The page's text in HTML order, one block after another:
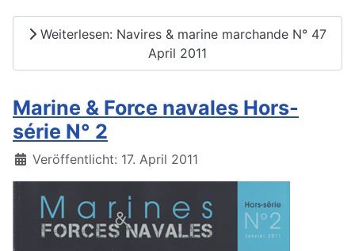
Weiterlesen: Navires & marine marchande N° 47
April 2011
Marine & Force navales Hors-
série N° 2
Details
Veröffentlicht: 17. April 2011